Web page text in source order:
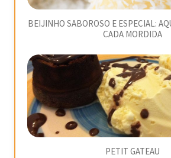
BEIJINHO SABOROSO E ESPECIAL:
CADA MORDIDA
PETIT GATEAU